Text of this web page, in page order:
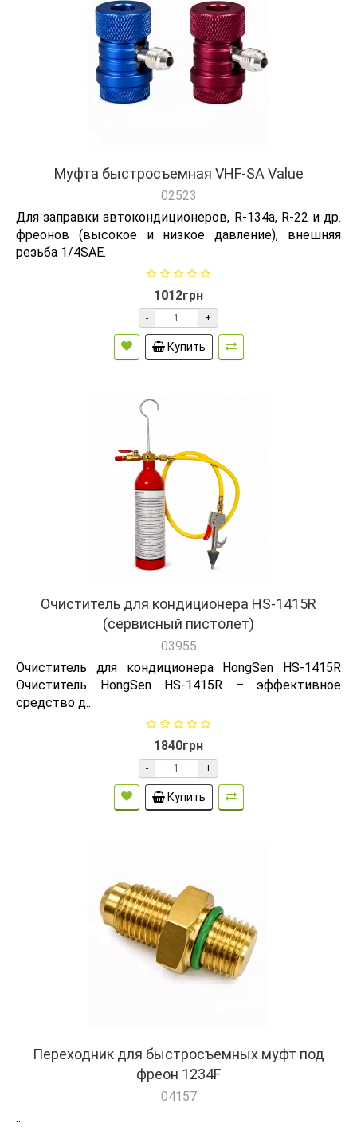
Муфта быстросъемная VHF-SA Value
02523
Для заправки автокондиционеров, R-134a, R-22 и др.
фреонов (высокое и низкое давление), внешняя
резьба 1/4SAE.
1012грн
- +
Купить
Очиститель для кондиционера HS-1415R
(сервисный пистолет)
03955
Очиститель для кондиционера HongSen HS-1415R
Очиститель HongSen HS-1415R – эффективное
средство д..
1840грн
- +
Купить
Переходник для быстросъемных муфт под
фреон 1234F
04157
..